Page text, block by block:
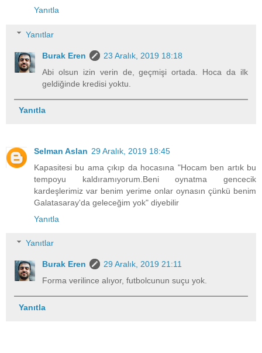
Yanıtla
Yanıtlar
Burak Eren
23 Aralık, 2019 18:18
Abi olsun izin verin de, geçmişi ortada. Hoca da ilk
geldiğinde kredisi yoktu.
Yanıtla
Selman Aslan 29 Aralık, 2019 18:45
Kapasitesi bu ama çıkıp da hocasına "Hocam ben artık bu
tempoyu kaldıramıyorum.Beni oynatma gencecik
kardeşlerimiz var benim yerime onlar oynasın çünkü benim
Galatasaray'da geleceğim yok" diyebilir
Yanıtla
Yanıtlar
Burak Eren
29 Aralık, 2019 21:11
Forma verilince alıyor, futbolcunun suçu yok.
Yanıtla